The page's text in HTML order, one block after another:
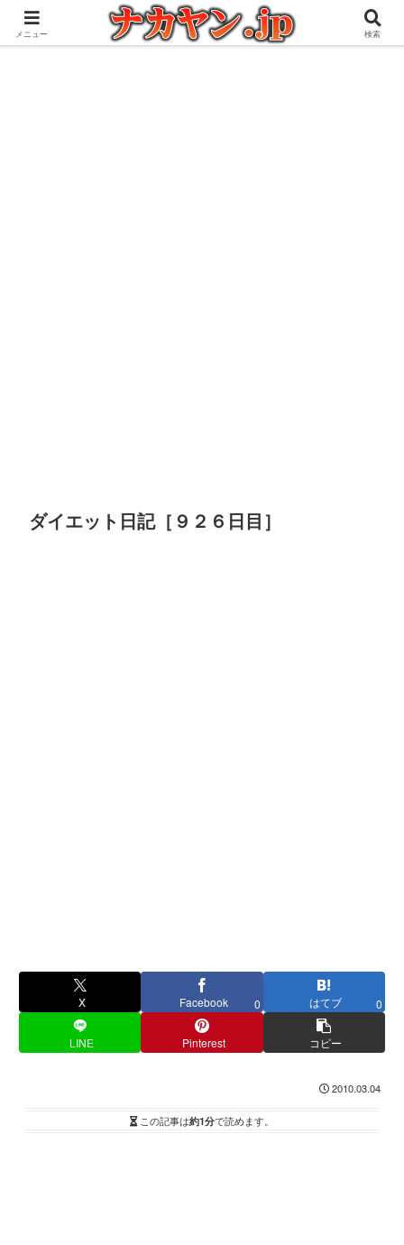
アウトドアとガジェット好きな管理人の愉快な日々を綴るブログ
ダイエット日記［９２６日目］
X Facebook 0 はてブ 0
LINE Pinterest コピー
2010.03.04
この記事は約1分で読めます。
メニュー 検索